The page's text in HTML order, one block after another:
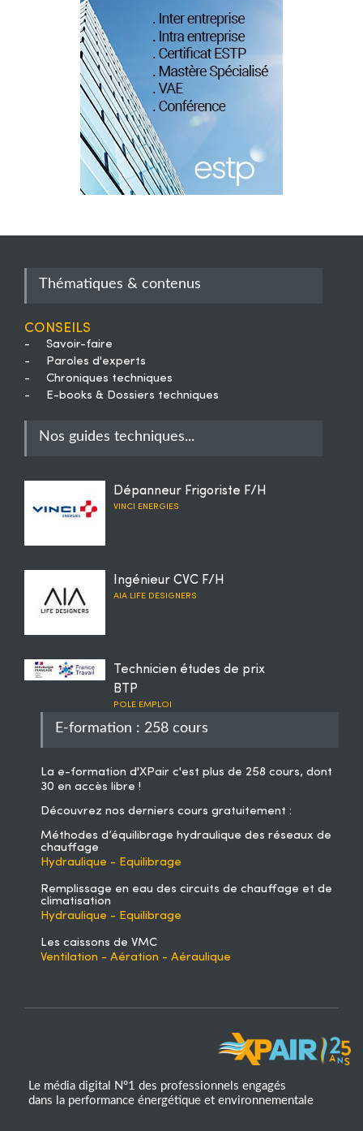
Thématiques & contenus
Conseils
-
Savoir-faire
-
Paroles d'experts
-
Chroniques techniques
-
E-books & Dossiers techniques
Nos guides techniques...
Dépanneur Frigoriste F/H
VINCI ENERGIES
Ingénieur CVC F/H
AIA LIFE DESIGNERS
Technicien études de prix
BTP
POLE EMPLOI
E-formation : 258 cours
La e-formation d'XPair c'est plus de 258 cours, dont
30 en accès libre !
Découvrez nos derniers cours gratuitement :
Méthodes d’équilibrage hydraulique des réseaux de
chauffage
Hydraulique - Equilibrage
Remplissage en eau des circuits de chauffage et de
climatisation
Hydraulique - Equilibrage
Les caissons de VMC
Ventilation - Aération - Aéraulique
Le média digital N°1 des professionnels engagés
dans la performance énergétique et environnementale